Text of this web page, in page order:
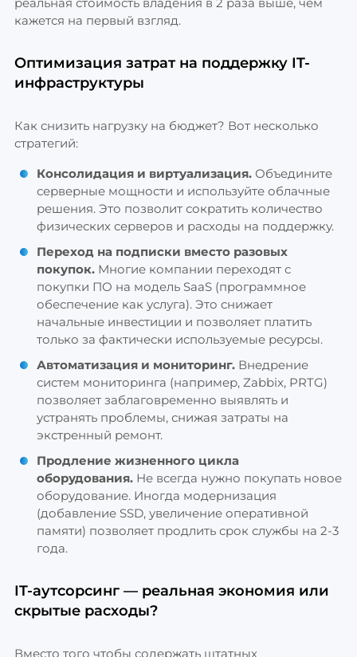
реальная стоимость владения в 2 раза выше, чем
кажется на первый взгляд.
Оптимизация затрат на поддержку IT-
инфраструктуры
Как снизить нагрузку на бюджет? Вот несколько
стратегий:
Консолидация и виртуализация. Объедините
серверные мощности и используйте облачные
решения. Это позволит сократить количество
физических серверов и расходы на поддержку.
Переход на подписки вместо разовых
покупок. Многие компании переходят с
покупки ПО на модель SaaS (программное
обеспечение как услуга). Это снижает
начальные инвестиции и позволяет платить
только за фактически используемые ресурсы.
Автоматизация и мониторинг. Внедрение
систем мониторинга (например, Zabbix, PRTG)
позволяет заблаговременно выявлять и
устранять проблемы, снижая затраты на
экстренный ремонт.
Продление жизненного цикла
оборудования. Не всегда нужно покупать новое
оборудование. Иногда модернизация
(добавление SSD, увеличение оперативной
памяти) позволяет продлить срок службы на 2-3
года.
IT-аутсорсинг — реальная экономия или
скрытые расходы?
Вместо того чтобы содержать штатных